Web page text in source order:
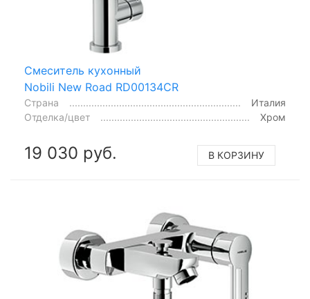
Смеситель кухонный
Nobili New Road RD00134CR
Страна
Италия
Отделка/цвет
Хром
19 030 руб. В КОРЗИНУ